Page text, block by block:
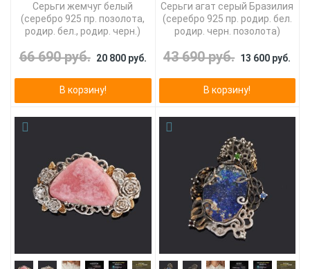
Серьги жемчуг белый
(серебро 925 пр. позолота,
родир. бел., родир. черн.)
66 690 руб. 20 800 руб.
В корзину!
Серьги агат серый Бразилия
(серебро 925 пр. родир. бел.
родир. черн. позолота)
43 690 руб. 13 600 руб.
В корзину!